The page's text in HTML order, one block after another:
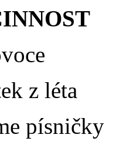
z léta
písničky